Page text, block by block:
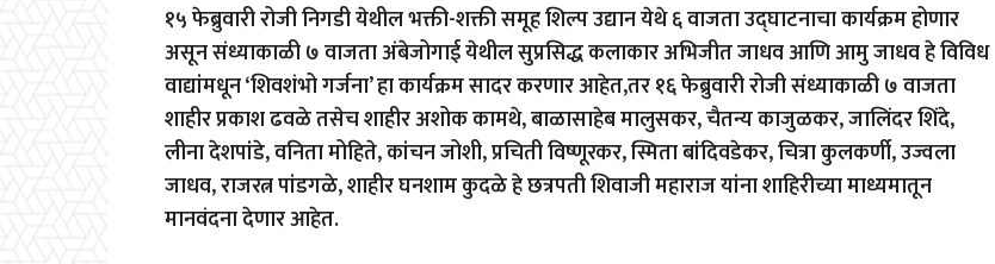
१५ फेब्रुवारी रोजी निगडी येथील भक्ती-शक्ती समूह शिल्प उद्यान येथे ६ वाजता उद्घाटनाचा कार्यक्रम होणार
असून संध्याकाळी ७ वाजता अंबेजोगाई येथील सुप्रसिद्ध कलाकार अभिजीत जाधव आणि आमु जाधव हे विविध
वाद्यांमधून ‘शिवशंभो गर्जना’ हा कार्यक्रम सादर करणार आहेत,तर १६ फेब्रुवारी रोजी संध्याकाळी ७ वाजता
शाहीर प्रकाश ढवळे तसेच शाहीर अशोक कामथे, बाळासाहेब मालुसकर, चैतन्य काजुळकर, जालिंदर शिंदे,
लीना देशपांडे, वनिता मोहिते, कांचन जोशी, प्रचिती विष्णूरकर, स्मिता बांदिवडेकर, चित्रा कुलकर्णी, उज्वला
जाधव, राजरत्न पांडगळे, शाहीर घनशाम कुदळे हे छत्रपती शिवाजी महाराज यांना शाहिरीच्या माध्यमातून
मानवंदना देणार आहेत.